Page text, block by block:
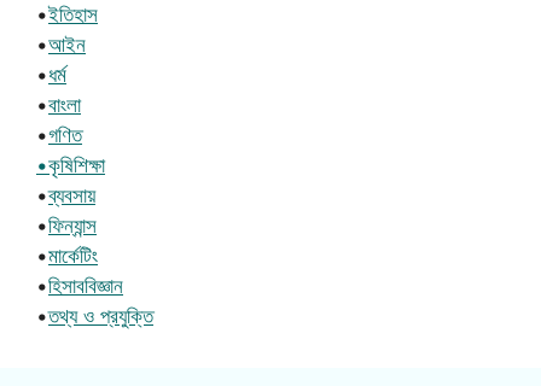
•ইতিহাস
•আইন
•ধর্ম
•বাংলা
•গণিত
•কৃষিশিক্ষা
•ব্যবসায়
•ফিন্যান্স
•মার্কেটিং
•হিসাববিজ্ঞান
•তথ্য ও প্রযুক্তি